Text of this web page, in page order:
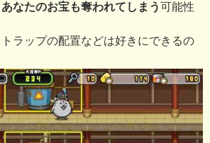
あなたのお宝も奪われてしまう可能性
ラップの配置などは好きにできるの